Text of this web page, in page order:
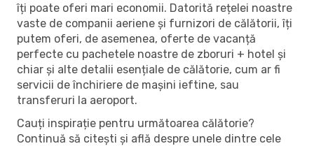
îți poate oferi mari economii. Datorită rețelei noastre
vaste de companii aeriene și furnizori de călătorii, îți
putem oferi, de asemenea, oferte de vacanță
perfecte cu pachetele noastre de zboruri + hotel și
chiar și alte detalii esențiale de călătorie, cum ar fi
servicii de închiriere de mașini ieftine, sau
transferuri la aeroport.
Cauți inspirație pentru următoarea călătorie?
Continuă să citești și află despre unele dintre cele